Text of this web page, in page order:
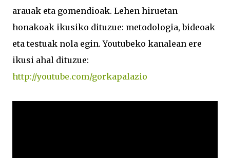
arauak eta gomendioak. Lehen hiruetan
honakoak ikusiko dituzue: metodologia, bideoak
eta testuak nola egin. Youtubeko kanalean ere
ikusi ahal dituzue:
http://youtube.com/gorkapalazio